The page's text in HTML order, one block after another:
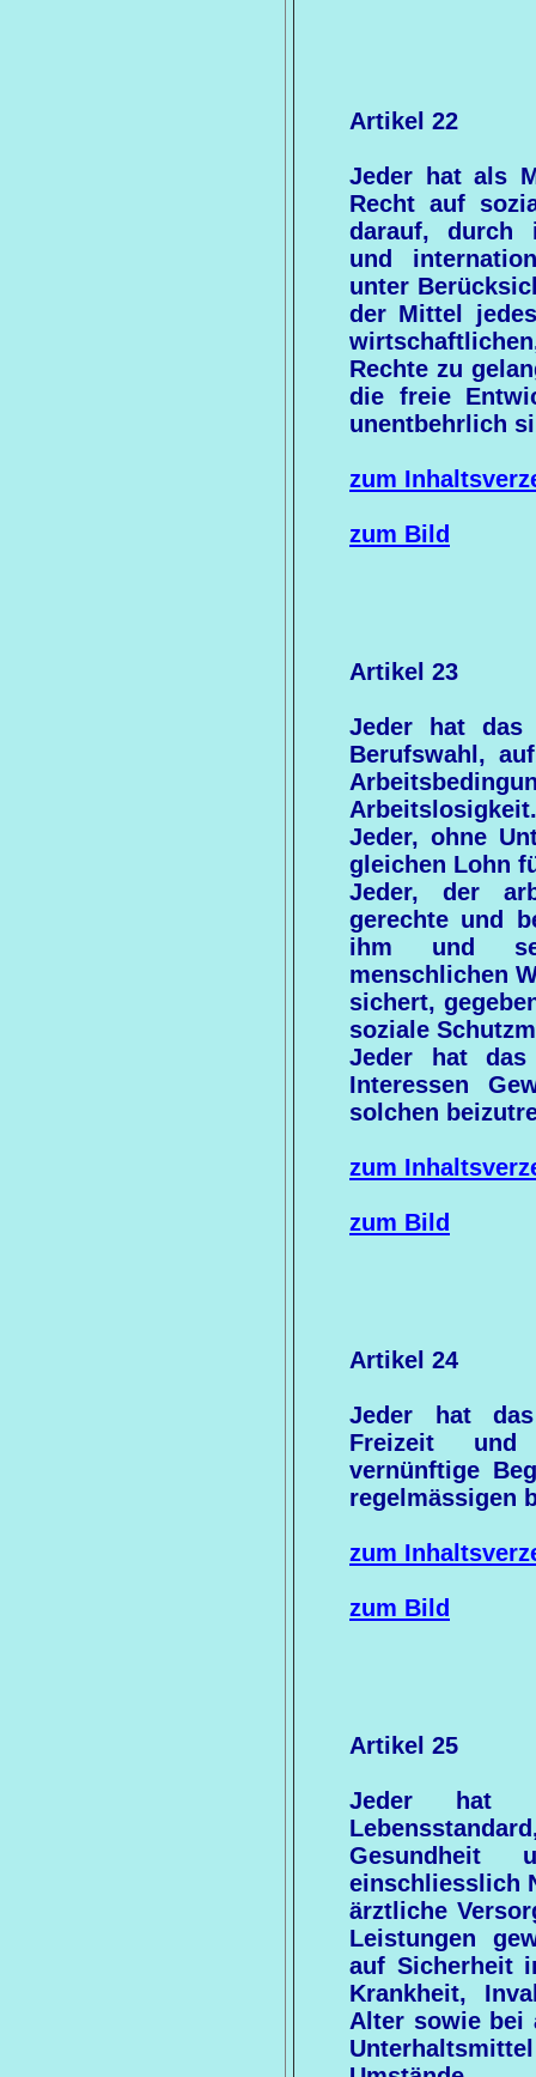
Artikel 22
Jeder hat als
Recht auf
darauf, durch
und
unter
der Mittel
Rechte zu
die freie
unentbehrlich
zum
zum Bild
Artikel 23
Jeder hat
Berufswahl,
Arbeitslosigkeit.
Jeder, ohne
gleichen Lohn
Jeder, der
gerechte und
ihm und
menschlichen
sichert,
soziale
Jeder hat
Interessen
solchen
zum
zum Bild
Artikel 24
Jeder hat
Freizeit
vernünftige
regelmässigen
zum
zum Bild
Artikel 25
Jeder hat
Gesundheit
einschliesslich
ärztliche
Leistungen
auf Sicherheit
Krankheit,
Alter sowie bei